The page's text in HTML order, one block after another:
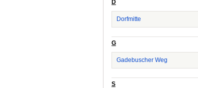
D
Dorfmitte
G
Gadebuscher Weg
S